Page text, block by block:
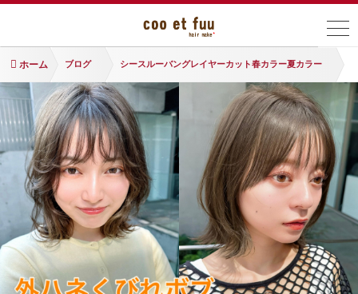
ホーム ブログ シースルーバングレイヤーカット春カラー夏カラー